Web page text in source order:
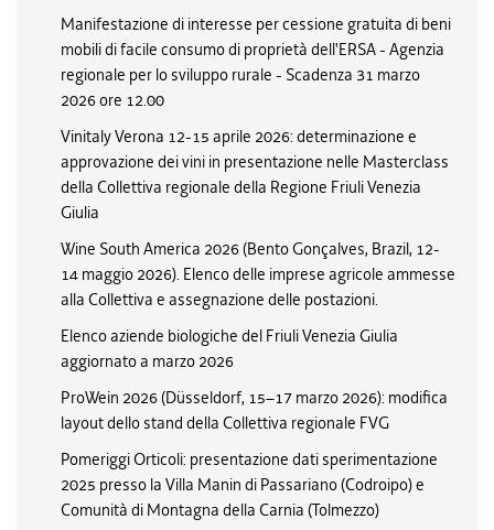
Manifestazione di interesse per cessione gratuita di beni
mobili di facile consumo di proprietà dell'ERSA - Agenzia
regionale per lo sviluppo rurale - Scadenza 31 marzo
2026 ore 12.00
Vinitaly Verona 12-15 aprile 2026: determinazione e
approvazione dei vini in presentazione nelle Masterclass
della Collettiva regionale della Regione Friuli Venezia
Giulia
Wine South America 2026 (Bento Gonçalves, Brazil, 12-
14 maggio 2026). Elenco delle imprese agricole ammesse
alla Collettiva e assegnazione delle postazioni.
Elenco aziende biologiche del Friuli Venezia Giulia
aggiornato a marzo 2026
ProWein 2026 (Düsseldorf, 15–17 marzo 2026): modifica
layout dello stand della Collettiva regionale FVG
Pomeriggi Orticoli: presentazione dati sperimentazione
2025 presso la Villa Manin di Passariano (Codroipo) e
Comunità di Montagna della Carnia (Tolmezzo)